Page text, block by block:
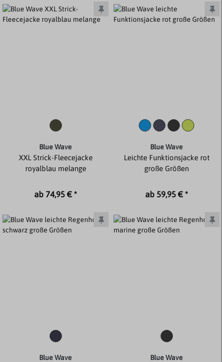
Blue Wave
XXL Strick-Fleecejacke
royalblau melange
ab 74,95 € *
Blue Wave
Leichte Funktionsjacke rot
große Größen
ab 59,95 € *
Blue Wave Blue Wave